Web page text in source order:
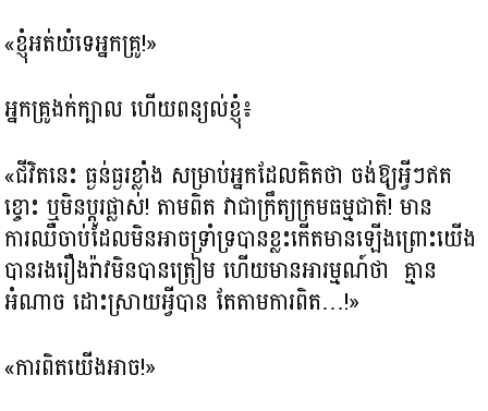
«ខ្ញុំអត់យំទេអ្នកគ្រូ!»
​អ្នកគ្រូងក់ក្បាល ហើយពន្យល់ខ្ញុំ៖
«ជីវិតនេះ ធ្ងន់ធ្ងរខ្លាំង សម្រាប់អ្នកដែលគិតថា ចង់ឱ្យអ្វីៗឥត
ខ្ចោះ ឬមិនប្តូរផ្លាស់! តាមពិត​ វាជាក្រឹត្យក្រមធម្មជាតិ! មាន
ការឈឺចាប់ដែលមិនអាចទ្រាំទ្របាន​ខ្លះកើតមាន​ឡើងព្រោះយើង​
បាន​រងរឿងរ៉ាវមិនបានត្រៀម ​ហើយមាន​អារម្មណ៍ថា គ្មាន​
អំណាច ដោះស្រាយអ្វីបាន តែតាមការពិត…!»
«ការពិត​យើងអាច!»